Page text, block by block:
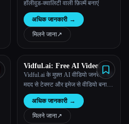
हॉलीवुड-क्वालिटी वाली फ़िल्में बनाएं
अधिक जानकारी →
मिलने जाना↗︎
Vidful.ai: Free AI Video
Generator Online
Vidful.ai के मुफ़्त AI वीडियो जनरेटर की
मदद से टेक्स्ट और इमेज से वीडियो बनाएं,
जो Kuaishou Kling AI और Luma AI
ड्रीम मशीन द्वारा संचालित है!
अधिक जानकारी →
मिलने जाना↗︎